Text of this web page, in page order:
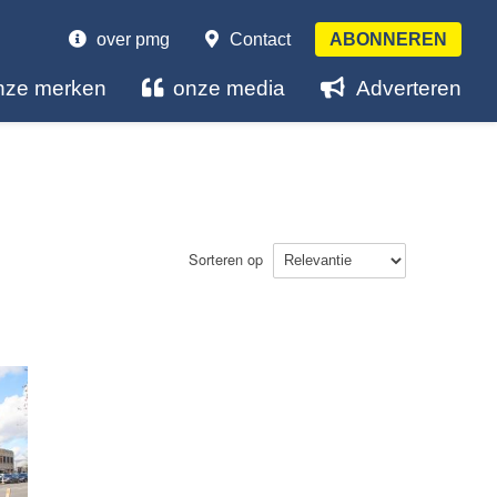
over pmg Contact ABONNEREN
merken onze media Adverteren
Sorteren op